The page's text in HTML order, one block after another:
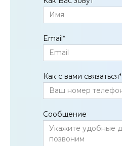
Email*
Как с вами связаться*
Сообщение